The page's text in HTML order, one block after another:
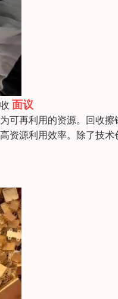
面议
可再利用的资源。回收
资源利用效率。除了技